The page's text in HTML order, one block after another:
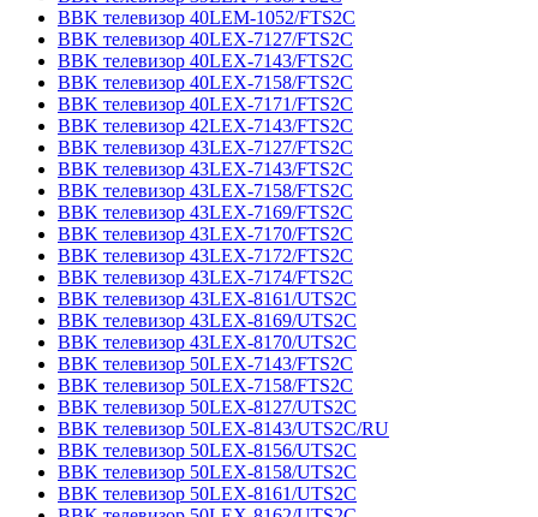
BBK телевизор 40LEM-1052/FTS2C
BBK телевизор 40LEX-7127/FTS2C
BBK телевизор 40LEX-7143/FTS2C
BBK телевизор 40LEX-7158/FTS2C
BBK телевизор 40LEX-7171/FTS2C
BBK телевизор 42LEX-7143/FTS2C
BBK телевизор 43LEX-7127/FTS2C
BBK телевизор 43LEX-7143/FTS2C
BBK телевизор 43LEX-7158/FTS2C
BBK телевизор 43LEX-7169/FTS2C
BBK телевизор 43LEX-7170/FTS2C
BBK телевизор 43LEX-7172/FTS2C
BBK телевизор 43LEX-7174/FTS2C
BBK телевизор 43LEX-8161/UTS2C
BBK телевизор 43LEX-8169/UTS2C
BBK телевизор 43LEX-8170/UTS2C
BBK телевизор 50LEX-7143/FTS2C
BBK телевизор 50LEX-7158/FTS2C
BBK телевизор 50LEX-8127/UTS2C
BBK телевизор 50LEX-8143/UTS2C/RU
BBK телевизор 50LEX-8156/UTS2C
BBK телевизор 50LEX-8158/UTS2C
BBK телевизор 50LEX-8161/UTS2C